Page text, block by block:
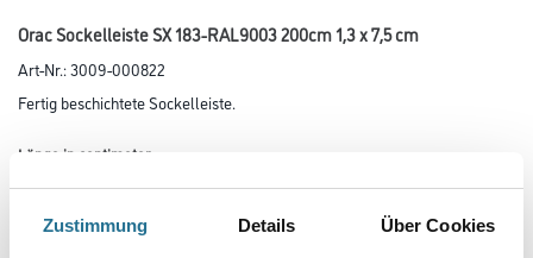
Zustimmung Details Über Cookies
Orac Sockelleiste SX 183-RAL9003 200cm 1,3 x 7,5 cm
Art-Nr.:3009-000822
Fertig beschichtete Sockelleiste.
Länge in centimeter